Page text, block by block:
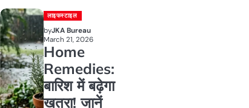
लाइफस्टाइल
byJKA Bureau
March 21, 2026
Home
Remedies:
बारिश में बढ़ेगा
खतरा! जानें